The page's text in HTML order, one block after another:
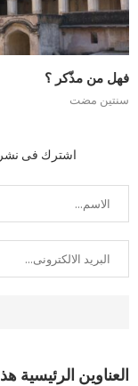
فهل من مذّكر ؟
سنتين مضت
اشترك فى
العناوين الرئيسية